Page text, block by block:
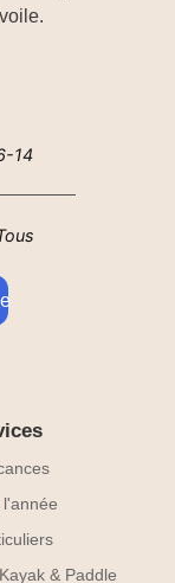
14
& Paddle